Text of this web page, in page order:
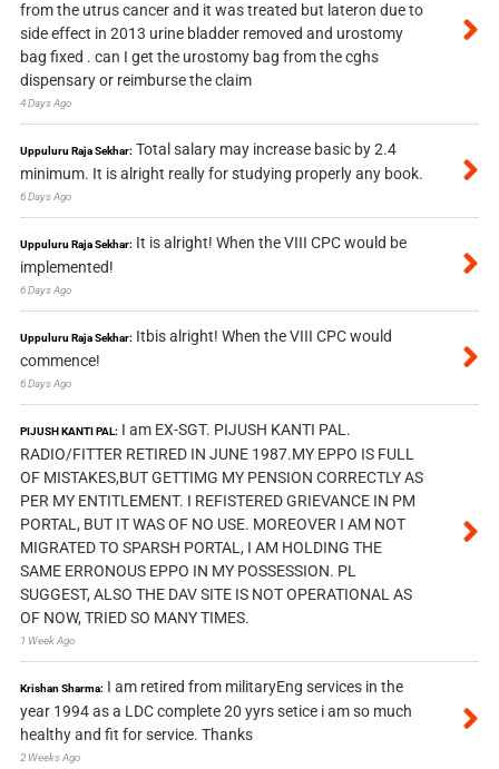
from the utrus cancer and it was treated but lateron due to
side effect in 2013 urine bladder removed and urostomy
bag fixed . can I get the urostomy bag from the cghs
dispensary or reimburse the claim
4 Days Ago
Uppuluru Raja Sekhar: Total salary may increase basic by 2.4
minimum. It is alright really for studying properly any book.
6 Days Ago
Uppuluru Raja Sekhar: It is alright! When the VIII CPC would be
implemented!
6 Days Ago
Uppuluru Raja Sekhar: Itbis alright! When the VIII CPC would
commence!
6 Days Ago
PIJUSH KANTI PAL: I am EX-SGT. PIJUSH KANTI PAL.
RADIO/FITTER RETIRED IN JUNE 1987.MY EPPO IS FULL
OF MISTAKES,BUT GETTIMG MY PENSION CORRECTLY AS
PER MY ENTITLEMENT. I REFISTERED GRIEVANCE IN PM
PORTAL, BUT IT WAS OF NO USE. MOREOVER I AM NOT
MIGRATED TO SPARSH PORTAL, I AM HOLDING THE
SAME ERRONOUS EPPO IN MY POSSESSION. PL
SUGGEST, ALSO THE DAV SITE IS NOT OPERATIONAL AS
OF NOW, TRIED SO MANY TIMES.
1 Week Ago
Krishan Sharma: I am retired from militaryEng services in the
year 1994 as a LDC complete 20 yyrs setice i am so much
healthy and fit for service. Thanks
2 Weeks Ago